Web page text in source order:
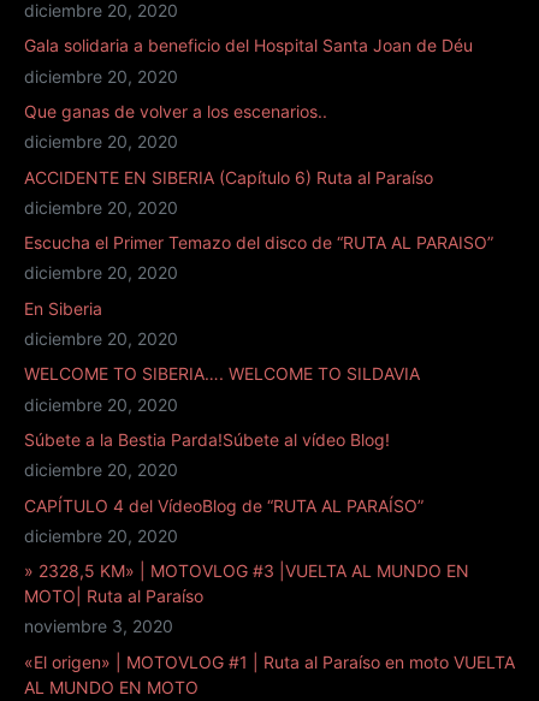
diciembre 20, 2020
Gala solidaria a beneficio del Hospital Santa Joan de Déu
diciembre 20, 2020
Que ganas de volver a los escenarios..
diciembre 20, 2020
ACCIDENTE EN SIBERIA (Capítulo 6) Ruta al Paraíso
diciembre 20, 2020
Escucha el Primer Temazo del disco de “RUTA AL PARAISO”
diciembre 20, 2020
En Siberia
diciembre 20, 2020
WELCOME TO SIBERIA…. WELCOME TO SILDAVIA
diciembre 20, 2020
Súbete a la Bestia Parda!Súbete al vídeo Blog!
diciembre 20, 2020
CAPÍTULO 4 del VídeoBlog de “RUTA AL PARAÍSO”
diciembre 20, 2020
» 2328,5 KM» | MOTOVLOG #3 |VUELTA AL MUNDO EN
MOTO| Ruta al Paraíso
noviembre 3, 2020
«El origen» | MOTOVLOG #1 | Ruta al Paraíso en moto VUELTA
AL MUNDO EN MOTO